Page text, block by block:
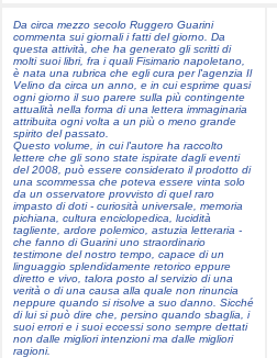
Da circa mezzo secolo Ruggero Guarini
commenta sui giornali i fatti del giorno. Da
questa attività, che ha generato gli scritti di
molti suoi libri, fra i quali Fisimario napoletano,
è nata una rubrica che egli cura per l'agenzia Il
Velino da circa un anno, e in cui esprime quasi
ogni giorno il suo parere sulla più contingente
attualità nella forma di una lettera immaginaria
attribuita ogni volta a un più o meno grande
spirito del passato.
Questo volume, in cui l'autore ha raccolto
lettere che gli sono state ispirate dagli eventi
del 2008, può essere considerato il prodotto di
una scommessa che poteva essere vinta solo
da un osservatore provvisto di quel raro
impasto di doti - curiosità universale, memoria
pichiana, cultura enciclopedica, lucidità
tagliente, ardore polemico, astuzia letteraria -
che fanno di Guarini uno straordinario
testimone del nostro tempo, capace di un
linguaggio splendidamente retorico eppure
diretto e vivo, talora posto al servizio di una
verità o di una causa alla quale non rinuncia
neppure quando si risolve a suo danno. Sicché
di lui si può dire che, persino quando sbaglia, i
suoi errori e i suoi eccessi sono sempre dettati
non dalle migliori intenzioni ma dalle migliori
ragioni.